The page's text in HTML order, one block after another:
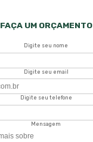
FAÇA UM ORÇAMENTO
Digite seu nome
Digite seu email
Digite seu telefone
Mensagem